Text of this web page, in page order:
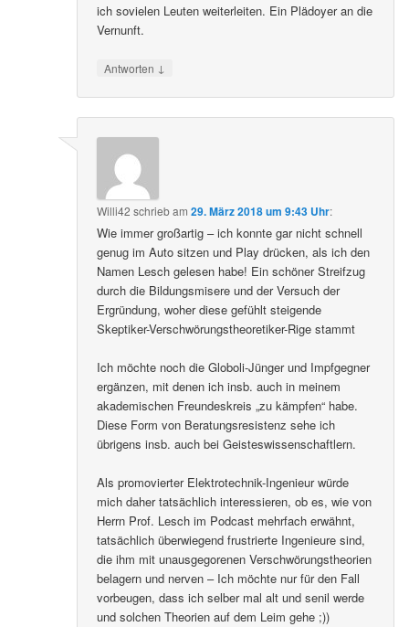
ich sovielen Leuten weiterleiten. Ein Plädoyer an die
Vernunft.
Antworten ↓
Willi42 schriebam29. März 2018 um 9:43 Uhr:
Wie immer großartig – ich konnte gar nicht schnell
genug im Auto sitzen und Play drücken, als ich den
Namen Lesch gelesen habe! Ein schöner Streifzug
durch die Bildungsmisere und der Versuch der
Ergründung, woher diese gefühlt steigende
Skeptiker-Verschwörungstheoretiker-Rige stammt
Ich möchte noch die Globoli-Jünger und Impfgegner
ergänzen, mit denen ich insb. auch in meinem
akademischen Freundeskreis „zu kämpfen“ habe.
Diese Form von Beratungsresistenz sehe ich
übrigens insb. auch bei Geisteswissenschaftlern.
Als promovierter Elektrotechnik-Ingenieur würde
mich daher tatsächlich interessieren, ob es, wie von
Herrn Prof. Lesch im Podcast mehrfach erwähnt,
tatsächlich überwiegend frustrierte Ingenieure sind,
die ihm mit unausgegorenen Verschwörungstheorien
belagern und nerven – Ich möchte nur für den Fall
vorbeugen, dass ich selber mal alt und senil werde
und solchen Theorien auf dem Leim gehe ;))